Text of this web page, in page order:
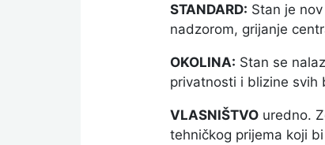
STANDARD: Stan je
nadzorom, grijanje
OKOLINA: Stan se
privatnosti i blizine svih
VLASNIŠTVO uredno.
tehničkog prijema koji